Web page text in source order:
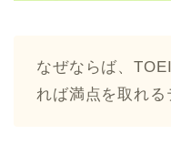
なぜならば、
れば満点を取れる